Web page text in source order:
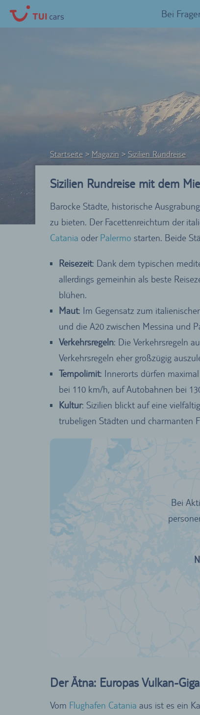
Bei
Startseite Magazin Sizilien Rundreise
Sizilien Rundreise mit dem
Barocke Städte, historische
zu bieten. Der Facettenreichtum der
Catania oderPalermo starten. Beide
Reisezeit: Dank dem typischen
allerdings gemeinhin als beste
blühen.
Maut: Im Gegensatz zum
und die A20 zwischen Messina und
Verkehrsregeln: Die Verkehrsregeln
Verkehrsregeln eher großzügig
Tempolimit: Innerorts dürfen
bei 110 km/h, auf Autobahnen bei
Kultur: Sizilien blickt auf eine
trubeligen Städten und charmanten
Bei
Der Ätna: Europas Vulkan-
Vom Flughafen Catania aus ist es ein